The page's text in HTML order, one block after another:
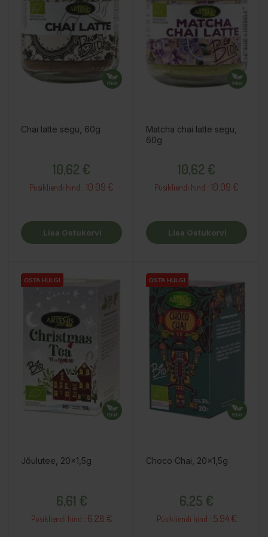
Chai latte segu, 60g
10,62 €
Püsikliendi hind : 10.09 €
Lisa Ostukorvi
Matcha chai latte segu,
60g
10,62 €
Püsikliendi hind : 10.09 €
Lisa Ostukorvi
OSTA HULGI
OSTA HULGI
OSTA HULGI
Jõulutee, 20x1,5g
6,61 €
Püsikliendi hind : 6.28 €
OSTA HULGI
OSTA HULGI
OSTA HULGI
Choco Chai, 20x1,5g
6,25 €
Püsikliendi hind : 5.94 €